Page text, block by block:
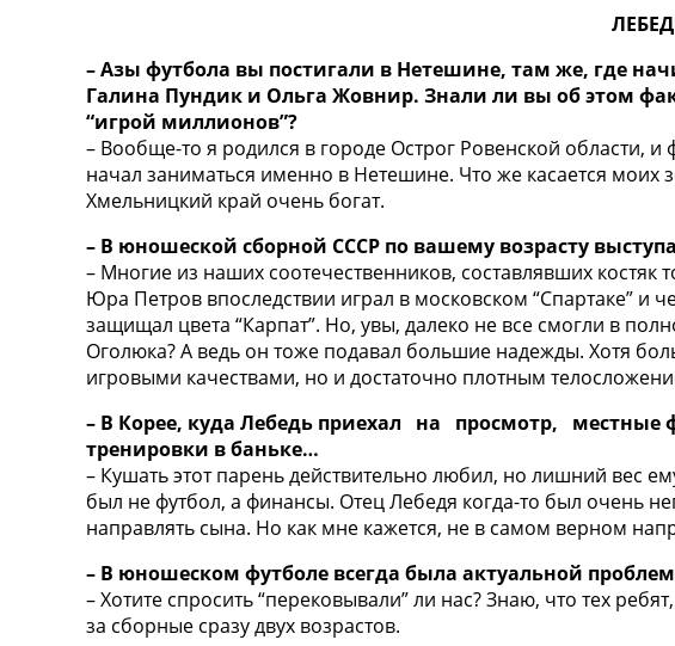
Рейтинг ФИФА
ТВ программа
RU
UA
Categories
Главная
Новости футбола
Видео
Трансферы
Новости футбола Украины
Последние комментарии
Конкурс прогнозов
Логин
Рейтинги
Правила
Коллективный прогноз
Чемпионат Мира
Украина. Премьер-Лига
Украина. Первая Лига
– Азы футбола вы постигали в Нетешине, там же, где
Галина Пундик и Ольга Жовнир. Знали ли вы об этом
“игрой миллионов”?
– Вообще-то я родился в городе Острог Ровенской области,
начал заниматься именно в Нетешине. Что же касается моих
Хмельницкий край очень богат.
– В юношеской сборной СССР по вашему возрасту
– Многие из наших соотечественников, составлявших
Юра Петров впоследствии играл в московском “Спартаке” и
защищал цвета “Карпат”. Но, увы, далеко не все смогли в
Оголюка? А ведь он тоже подавал большие надежды. Хотя
игровыми качествами, но и достаточно плотным
– В Корее, куда Лебедь приехал на просмотр, местные
тренировки в баньке…
– Кушать этот парень действительно любил, но лишний вес
был не футбол, а финансы. Отец Лебедя когда-то был очень
направлять сына. Но как мне кажется, не в самом верном
– В юношеском футболе всегда была актуальной
– Хотите спросить “перековывали” ли нас? Знаю, что тех
за сборные сразу двух возрастов.